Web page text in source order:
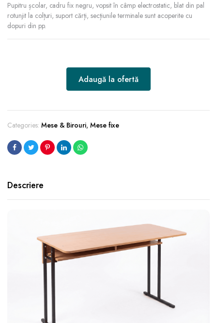
Pupitru școlar, cadru fix negru, vopsit în câmp electrostatic, blat din pal
rotunjit la colțuri, suport cărți, secțiunile terminale sunt acoperite cu
dopuri din pp.
Adaugă la ofertă
Categories: Mese & Birouri,Mese fixe
Descriere